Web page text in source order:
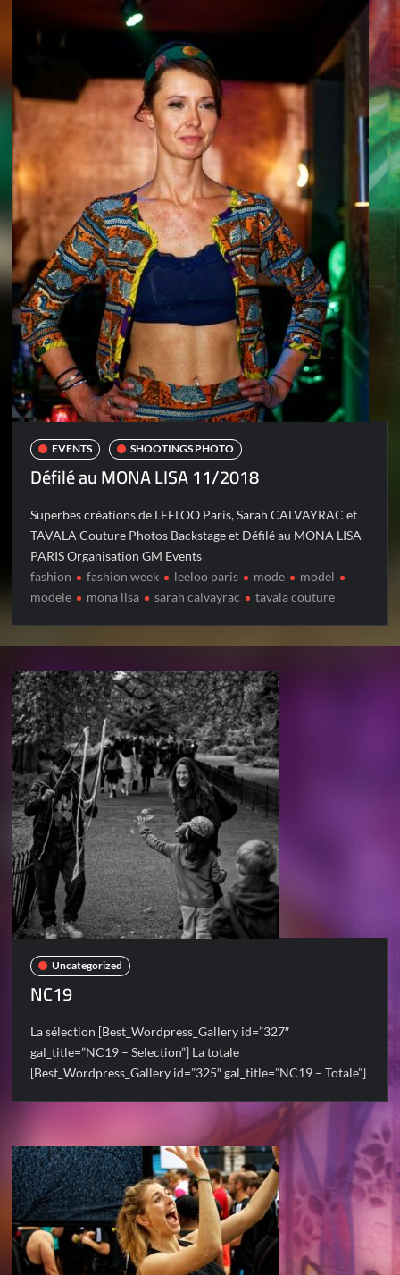
EVENTS SHOOTINGS PHOTO
Défilé au MONA LISA 11/2018
Superbes créations de LEELOO Paris, Sarah CALVAYRAC et
TAVALA Couture Photos Backstage et Défilé au MONA LISA
PARIS Organisation GM Events
fashion
fashion week leeloo paris mode
model
modele
mona lisa sarah calvayrac tavala couture
Uncategorized
NC19
La sélection [Best_Wordpress_Gallery id=”327″
gal_title=”NC19 – Selection”] La totale
[Best_Wordpress_Gallery id=”325″ gal_title=”NC19 – Totale”]